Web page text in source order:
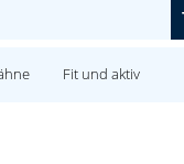
Fit und aktiv